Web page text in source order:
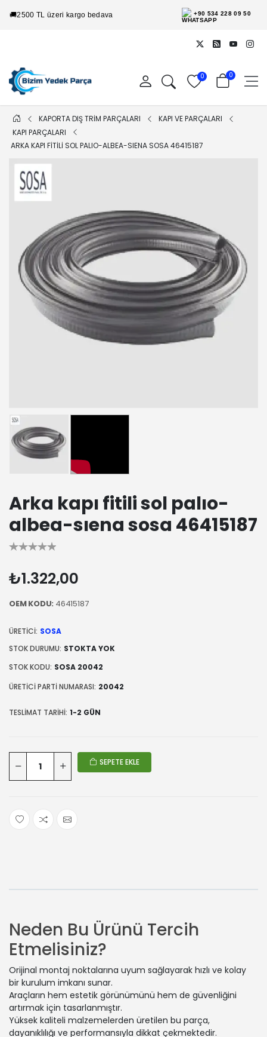
🚚2500 TL üzeri kargo bedava +90 534 228 09 50
0 0
KAPORTA DIŞ TRİM PARÇALARI
KAPI VE PARÇALARI
KAPI PARÇALARI
ARKA KAPI FITILI SOL PALIO-ALBEA-SIENA SOSA 46415187
Arka kapı fitili sol palıo-
albea-sıena sosa 46415187
₺1.322,00
OEM KODU: 46415187
ÜRETICI: SOSA
STOK DURUMU: STOKTA YOK
STOK KODU: SOSA 20042
ÜRETICI PARTI NUMARASI: 20042
TESLIMAT TARIHI: 1-2 GÜN
SEPETE EKLE
Neden Bu Ürünü Tercih
Etmelisiniz?
Orijinal montaj noktalarına uyum sağlayarak hızlı ve kolay
bir kurulum imkanı sunar.
Araçların hem estetik görünümünü hem de güvenliğini
artırmak için tasarlanmıştır.
Yüksek kaliteli malzemelerden üretilen bu parça,
dayanıklılığı ve performansıyla dikkat çekmektedir.